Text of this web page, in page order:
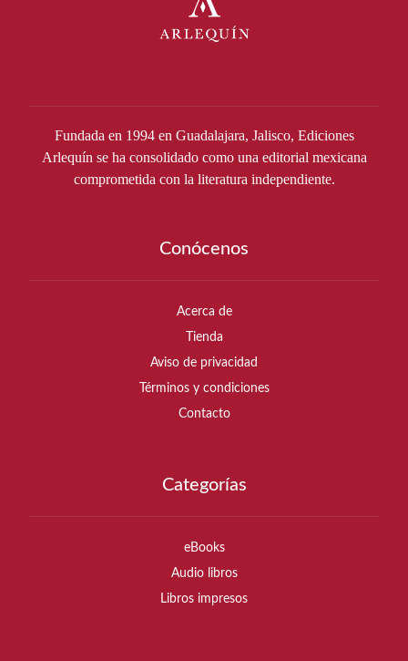
Fundada en 1994 en Guadalajara, Jalisco, Ediciones
Arlequín se ha consolidado como una editorial mexicana
comprometida con la literatura independiente.
Conócenos
Acerca de
Tienda
Aviso de privacidad
Términos y condiciones
Contacto
Categorías
eBooks
Audio libros
Libros impresos